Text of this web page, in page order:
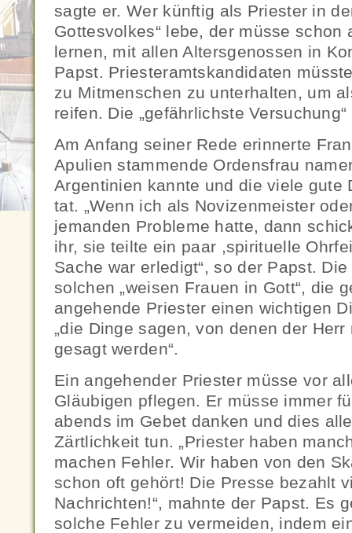
sagte er. Wer künftig als Priester in
Gottesvolkes“ lebe, der müsse schon
lernen, mit allen Altersgenossen in
Papst. Priesteramtskandidaten
zu Mitmenschen zu unterhalten, um
reifen. Die „gefährlichste
Am Anfang seiner Rede erinnerte
Apulien stammende Ordensfrau
Argentinien kannte und die viele gute
tat. „Wenn ich als Novizenmeister
jemanden Probleme hatte, dann
ihr, sie teilte ein paar ,spirituelle
Sache war erledigt“, so der Papst.
solchen „weisen Frauen in Gott“, die
angehende Priester einen wichtigen
„die Dinge sagen, von denen der
gesagt werden“.
Ein angehender Priester müsse vor
Gläubigen pflegen. Er müsse immer
abends im Gebet danken und dies
Zärtlichkeit tun. „Priester haben
machen Fehler. Wir haben von den
schon oft gehört! Die Presse bezahlt
Nachrichten!“, mahnte der Papst. Es
solche Fehler zu vermeiden, indem